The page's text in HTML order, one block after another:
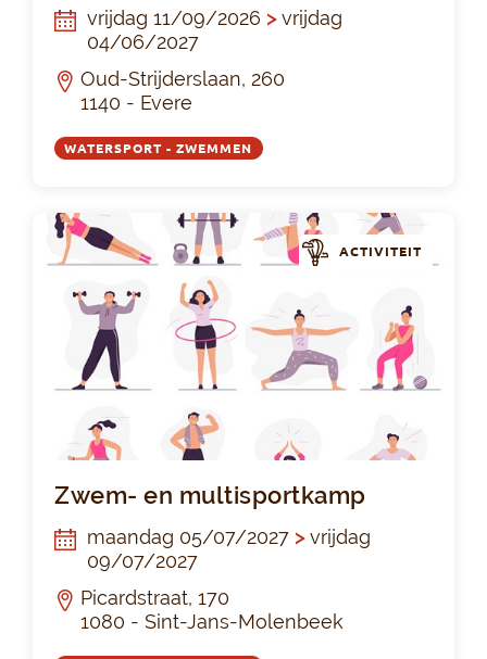
vrijdag 11/09/2026 >vrijdag
04/06/2027
Oud-Strijderslaan, 260
1140 - Evere
WATERSPORT - ZWEMMEN
ACTIVITEIT
Zwem- en multisportkamp
maandag 05/07/2027 >vrijdag
09/07/2027
Picardstraat, 170
1080 - Sint-Jans-Molenbeek